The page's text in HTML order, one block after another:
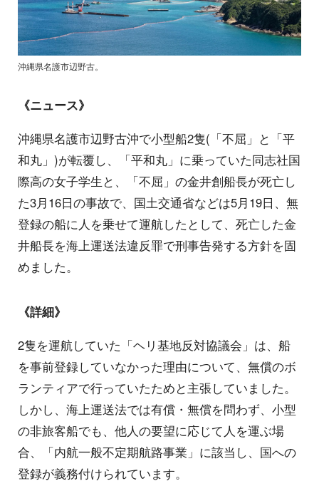
沖縄県名護市辺野古。
《ニュース》
沖縄県名護市辺野古沖で小型船2隻(「不屈」と「平
和丸」)が転覆し、「平和丸」に乗っていた同志社国
際高の女子学生と、「不屈」の金井創船長が死亡し
た3月16日の事故で、国土交通省などは5月19日、無
登録の船に人を乗せて運航したとして、死亡した金
井船長を海上運送法違反罪で刑事告発する方針を固
めました。
《詳細》
2隻を運航していた「ヘリ基地反対協議会」は、船
を事前登録していなかった理由について、無償のボ
ランティアで行っていたためと主張していました。
しかし、海上運送法では有償・無償を問わず、小型
の非旅客船でも、他人の要望に応じて人を運ぶ場
合、「内航一般不定期航路事業」に該当し、国への
登録が義務付けられています。